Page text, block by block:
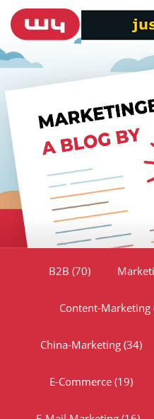
B2B (70)
Content-Marketing
China-Marketing (34)
E-Commerce (19)